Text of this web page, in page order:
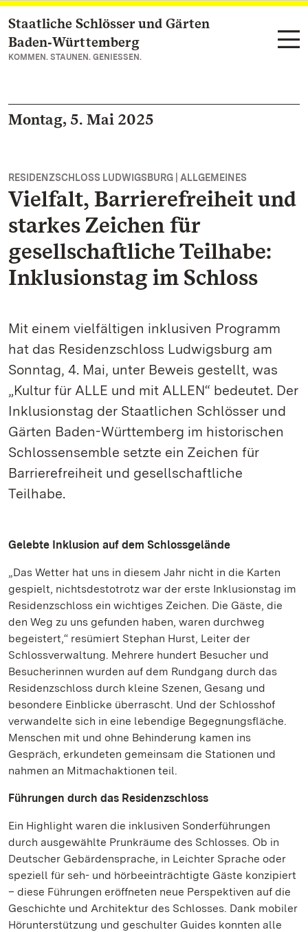
Zum Hauptinhalt springen
Staatliche Schlösser und Gärten
Baden‑Württemberg
KOMMEN. STAUNEN. GENIESSEN.
Montag, 5. Mai 2025
RESIDENZSCHLOSS LUDWIGSBURG | ALLGEMEINES
Vielfalt, Barrierefreiheit und
starkes Zeichen für
gesellschaftliche Teilhabe:
Inklusionstag im Schloss
Mit einem vielfältigen inklusiven Programm
hat das Residenzschloss Ludwigsburg am
Sonntag, 4. Mai, unter Beweis gestellt, was
„Kultur für ALLE und mit ALLEN“ bedeutet. Der
Inklusionstag der Staatlichen Schlösser und
Gärten Baden-Württemberg im historischen
Schlossensemble setzte ein Zeichen für
Barrierefreiheit und gesellschaftliche
Teilhabe.
Gelebte Inklusion auf dem Schlossgelände
„Das Wetter hat uns in diesem Jahr nicht in die Karten
gespielt, nichtsdestotrotz war der erste Inklusionstag im
Residenzschloss ein wichtiges Zeichen. Die Gäste, die
den Weg zu uns gefunden haben, waren durchweg
begeistert,“ resümiert Stephan Hurst, Leiter der
Schlossverwaltung. Mehrere hundert Besucher und
Besucherinnen wurden auf dem Rundgang durch das
Residenzschloss durch kleine Szenen, Gesang und
besondere Einblicke überrascht. Und der Schlosshof
verwandelte sich in eine lebendige Begegnungsfläche.
Menschen mit und ohne Behinderung kamen ins
Gespräch, erkundeten gemeinsam die Stationen und
nahmen an Mitmachaktionen teil.
Führungen durch das Residenzschloss
Ein Highlight waren die inklusiven Sonderführungen
durch ausgewählte Prunkräume des Schlosses. Ob in
Deutscher Gebärdensprache, in Leichter Sprache oder
speziell für seh- und hörbeeinträchtigte Gäste konzipiert
– diese Führungen eröffneten neue Perspektiven auf die
Geschichte und Architektur des Schlosses. Dank mobiler
Hörunterstützung und geschulter Guides konnten alle